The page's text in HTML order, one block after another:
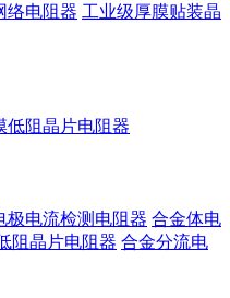
络电阻器 工业级厚膜贴装晶
低阻晶片电阻器
极电流检测电阻器 合金体电
阻晶片电阻器 合金分流电